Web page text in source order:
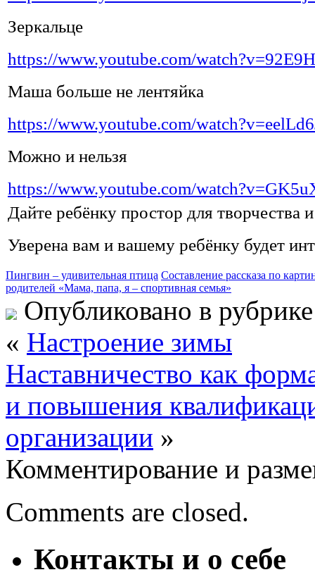
Зеркальце
https://www.youtube.com/
Маша больше не лентяйка
https://www.youtube.com/
Можно и нельзя
https://www.youtube.com/
Дайте ребёнку простор для творчества
Уверена вам и вашему ребёнку будет
Пингвин – удивительная птица Составление рассказа по
родителей «Мама, папа, я – спортивная семья»
Опубликовано в
« Настроение зимы
Наставничество как
и повышения
организации »
Комментирование и
Comments are closed.
Контакты и о себе